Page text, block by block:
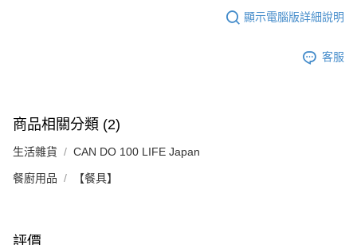
顯示電腦版詳細說明
客服
商品相關分類 (2)
生活雜貨 CAN DO 100 LIFE Japan
餐廚用品 【餐具】
評價